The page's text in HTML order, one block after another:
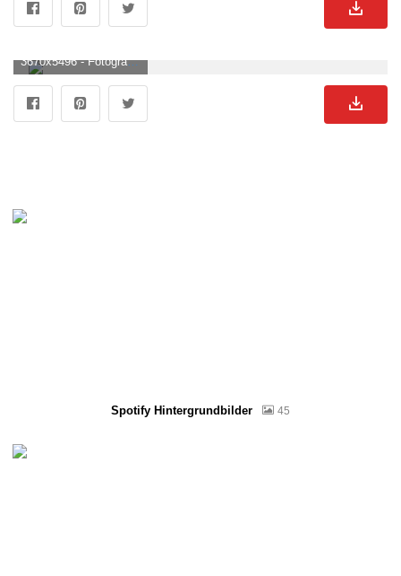
3670x5496 - Fotografieren in der Natur. Wald See Bild.
Spotify Hintergrundbilder 45